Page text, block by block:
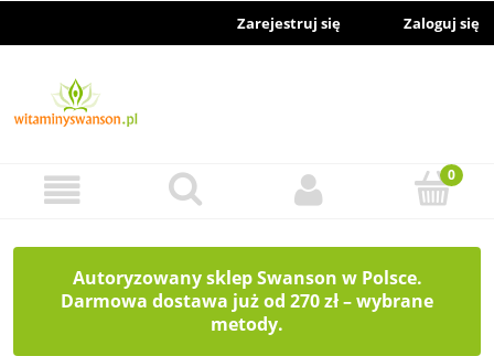
Zarejestruj się Zaloguj się
Autoryzowany sklep Swanson w Polsce.
Darmowa dostawa już od 270 zł – wybrane
metody.